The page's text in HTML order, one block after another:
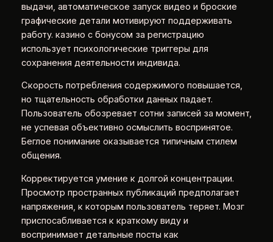
выдачи, автоматическое запуск видео и броские
графические детали мотивируют поддерживать
работу. казино с бонусом за регистрацию
использует психологические триггеры для
сохранения деятельности индивида.
Скорость потребления содержимого повышается,
но тщательность обработки данных падает.
Пользователь обозревает сотни записей за момент,
не успевая объективно осмыслить воспринятое.
Беглое понимание оказывается типичным стилем
общения.
Корректируется умение к долгой концентрации.
Просмотр пространных публикаций предполагает
напряжения, к которым пользователь теряет. Мозг
приспосабливается к краткому виду и
воспринимает детальные посты как